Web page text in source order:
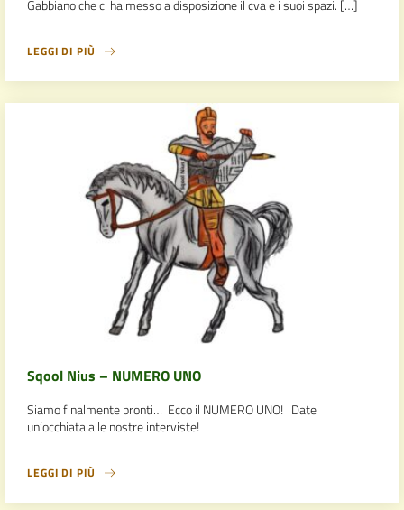
Gabbiano che ci ha messo a disposizione il cva e i suoi spazi. […]
LEGGI DI PIÙ
Sqool Nius – NUMERO UNO
Siamo finalmente pronti… Ecco il NUMERO UNO! Date
un’occhiata alle nostre interviste!
LEGGI DI PIÙ